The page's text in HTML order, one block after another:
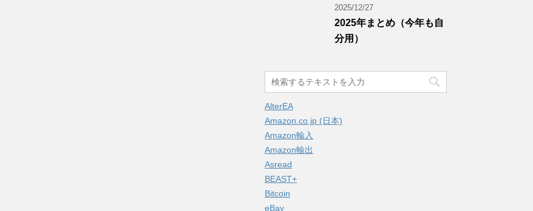
2025/12/27
2025年まとめ（今年も自
分用）
AlterEA
Amazon.co.jp (日本)
Amazon輸入
Amazon輸出
Asread
BEAST+
Bitcoin
eBay